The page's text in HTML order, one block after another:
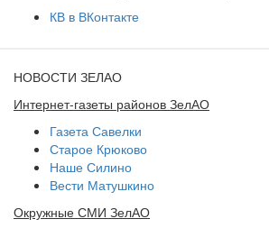
КВ в ВКонтакте
НОВОСТИ ЗЕЛАО
Интернет-газеты районов ЗелАО
Газета Савелки
Старое Крюково
Наше Силино
Вести Матушкино
Окружные СМИ ЗелАО